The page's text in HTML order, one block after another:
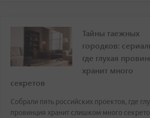
Тайны таежных
городков:
где глухая
хранит много
секретов
Собрали пять российских проектов, где
провинция хранит слишком много